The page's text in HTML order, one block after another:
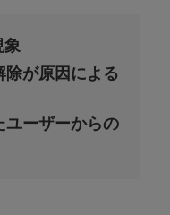
象
除が原因による
ユーザーからの